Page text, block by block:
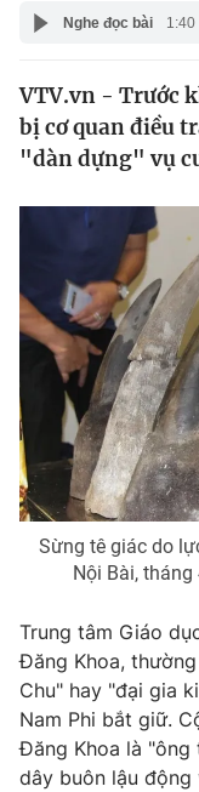
Thế giới
Thế giới đó đây
Câu chuyện quốc
Kinh tế
Thị trường
Góc doanh nghiệp
Dữ liệu và đời
Truyền hình
Phim VTV
Hậu trường
Nhân vật
Khán giả
Giải trí
Điện ảnh
Âm nhạc
Đời sống
Du lịch
Làm đẹp
Chất lượng cuộc
Giáo dục
Học trực tuyến
Công nghệ
Hitech Công nghệ
Sản phẩm
Thị trường
Giao lưu trực
Lịch phát sóng
Giáo dục
Nghe đọc bài 1:40
VTV.vn - Trước
bị cơ quan điều
"dàn dựng" vụ
Sừng tê giác do
Nội Bài,
Trung tâm Giáo
Đăng Khoa,
Chu" hay "đại gia
Nam Phi bắt giữ.
Đăng Khoa là
dây buôn lậu